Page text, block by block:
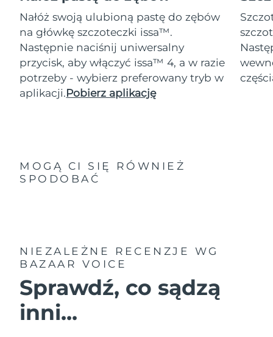
Nałóż swoją ulubioną pastę do zębów
na główkę szczoteczki issa™.
Następnie naciśnij uniwersalny
przycisk, aby włączyć issa™ 4, a w razie
potrzeby - wybierz preferowany tryb w
aplikacji.Pobierz aplikację
MOGĄ CI SIĘ RÓWNIEŻ
SPODOBAĆ
NIEZALEŻNE RECENZJE
WG
BAZAAR VOICE
Sprawdź, co sądzą
inni...